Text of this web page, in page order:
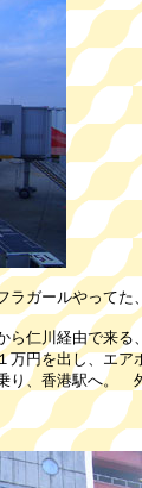
ガールやってた
仁川経由で来る
し、エアポー
港駅へ。 外の